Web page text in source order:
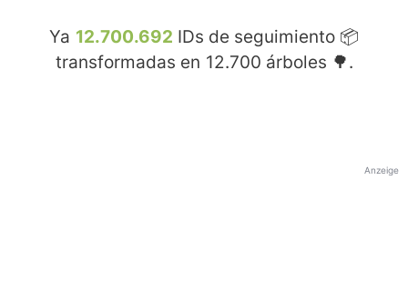
Ya 12.700.692 IDs de seguimiento 📦
transformadas en 12.700 árboles 🌳.
Anzeige